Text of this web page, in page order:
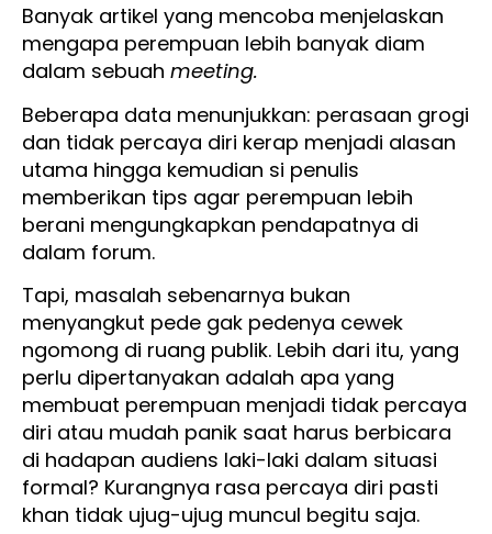
Banyak artikel yang mencoba menjelaskan
mengapa perempuan lebih banyak diam
dalam sebuah meeting.
Beberapa data menunjukkan: perasaan grogi
dan tidak percaya diri kerap menjadi alasan
utama hingga kemudian si penulis
memberikan tips agar perempuan lebih
berani mengungkapkan pendapatnya di
dalam forum.
Tapi, masalah sebenarnya bukan
menyangkut pede gak pedenya cewek
ngomong di ruang publik. Lebih dari itu, yang
perlu dipertanyakan adalah apa yang
membuat perempuan menjadi tidak percaya
diri atau mudah panik saat harus berbicara
di hadapan audiens laki-laki dalam situasi
formal? Kurangnya rasa percaya diri pasti
khan tidak ujug-ujug muncul begitu saja.